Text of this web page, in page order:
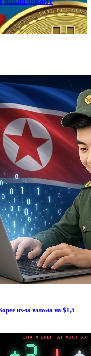
из-за взлома на $1,5